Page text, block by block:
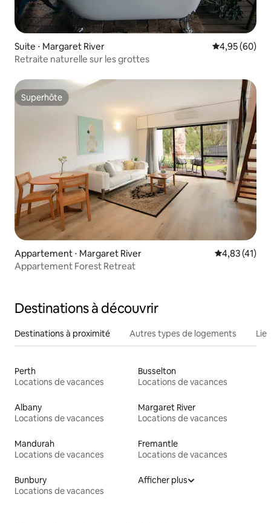
Suite ⋅ Margaret River Évaluation
4,95 (60)
Retraite naturelle sur les grottes
Superhôte
Superhôte
Appartement ⋅ Margaret River Évaluation
4,83 (41)
Appartement Forest Retreat
Destinations à découvrir
Destinations à proximité Autres types de logements
Perth
Locations de vacances
Busselton
Locations de vacances
Albany
Locations de vacances
Margaret River
Locations de vacances
Mandurah
Locations de vacances
Fremantle
Locations de vacances
Bunbury
Locations de vacances
Afficher plus